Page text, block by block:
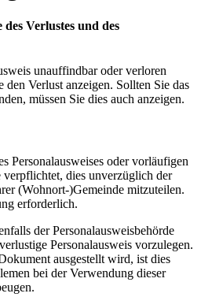
des Verlustes und des
unauffindbar oder verloren
den Verlust anzeigen. Sollten Sie das
müssen Sie dies auch anzeigen.
Personalausweises oder vorläufigen
verpflichtet, dies unverzüglich der
(Wohnort-)Gemeinde mitzuteilen.
erforderlich.
der Personalausweisbehörde
Personalausweis vorzulegen.
ausgestellt wird, ist dies
bei der Verwendung dieser